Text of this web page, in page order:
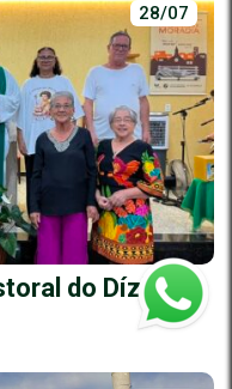
28/07
do Dízimo